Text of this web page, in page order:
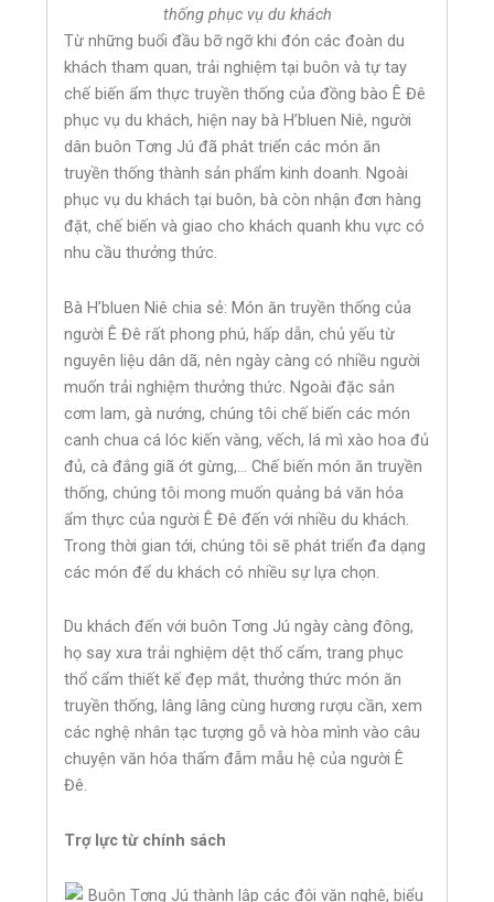
thống phục vụ du khách
Từ những buổi đầu bỡ ngỡ khi đón các đoàn du
khách tham quan, trải nghiệm tại buôn và tự tay
chế biến ẩm thực truyền thống của đồng bào Ê Đê
phục vụ du khách, hiện nay bà H’bluen Niê, người
dân buôn Tơng Jú đã phát triển các món ăn
truyền thống thành sản phẩm kinh doanh. Ngoài
phục vụ du khách tại buôn, bà còn nhận đơn hàng
đặt, chế biến và giao cho khách quanh khu vực có
nhu cầu thưởng thức.
Bà H’bluen Niê chia sẻ: Món ăn truyền thống của
người Ê Đê rất phong phú, hấp dẫn, chủ yếu từ
nguyên liệu dân dã, nên ngày càng có nhiều người
muốn trải nghiệm thưởng thức. Ngoài đặc sản
cơm lam, gà nướng, chúng tôi chế biến các món
canh chua cá lóc kiến vàng, vếch, lá mì xào hoa đủ
đủ, cà đắng giã ớt gừng,… Chế biến món ăn truyền
thống, chúng tôi mong muốn quảng bá văn hóa
ẩm thực của người Ê Đê đến với nhiều du khách.
Trong thời gian tới, chúng tôi sẽ phát triển đa dạng
các món để du khách có nhiều sự lựa chọn.
Du khách đến với buôn Tơng Jú ngày càng đông,
họ say xưa trải nghiệm dệt thổ cẩm, trang phục
thổ cẩm thiết kế đẹp mắt, thưởng thức món ăn
truyền thống, lâng lâng cùng hương rượu cần, xem
các nghệ nhân tạc tượng gỗ và hòa mình vào câu
chuyện văn hóa thấm đẫm mẫu hệ của người Ê
Đê.
Trợ lực từ chính sách